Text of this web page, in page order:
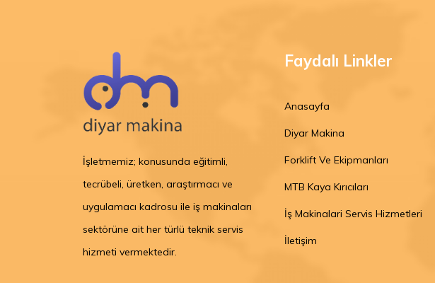
İşletmemiz; konusunda eğitimli,
tecrübeli, üretken, araştırmacı ve
uygulamacı kadrosu ile iş makinaları
sektörüne ait her türlü teknik servis
hizmeti vermektedir.
Faydalı Linkler
Anasayfa
Diyar Makina
Forklift Ve Ekipmanları
MTB Kaya Kırıcıları
İş Makinalari Servis Hizmetleri
İletişim